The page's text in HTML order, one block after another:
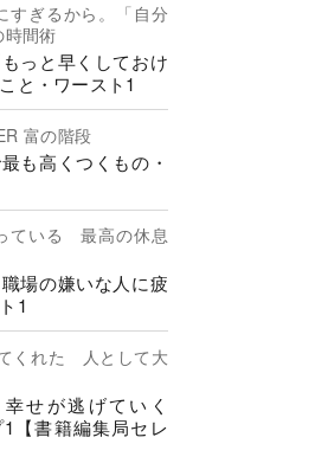
すぎるから。「自分
時間術
っと早くしておけ
と・ワースト1
富の階段
も高くつくもの・
ている 最高の休息
場の嫌いな人に疲
1
くれた 人として大
せが逃げていく
1【書籍編集局セレ